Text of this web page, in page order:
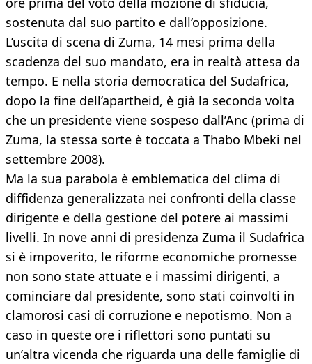
sostenuta dal suo partito e dall’opposizione.
L’uscita di scena di Zuma, 14 mesi prima della
scadenza del suo mandato, era in realtà attesa da
tempo. E nella storia democratica del Sudafrica,
dopo la fine dell’apartheid, è già la seconda volta
che un presidente viene sospeso dall’Anc (prima di
Zuma, la stessa sorte è toccata a Thabo Mbeki nel
settembre 2008).
Ma la sua parabola è emblematica del clima di
diffidenza generalizzata nei confronti della classe
dirigente e della gestione del potere ai massimi
livelli. In nove anni di presidenza Zuma il Sudafrica
si è impoverito, le riforme economiche promesse
non sono state attuate e i massimi dirigenti, a
cominciare dal presidente, sono stati coinvolti in
clamorosi casi di corruzione e nepotismo. Non a
caso in queste ore i riflettori sono puntati su
un’altra vicenda che riguarda una delle famiglie di